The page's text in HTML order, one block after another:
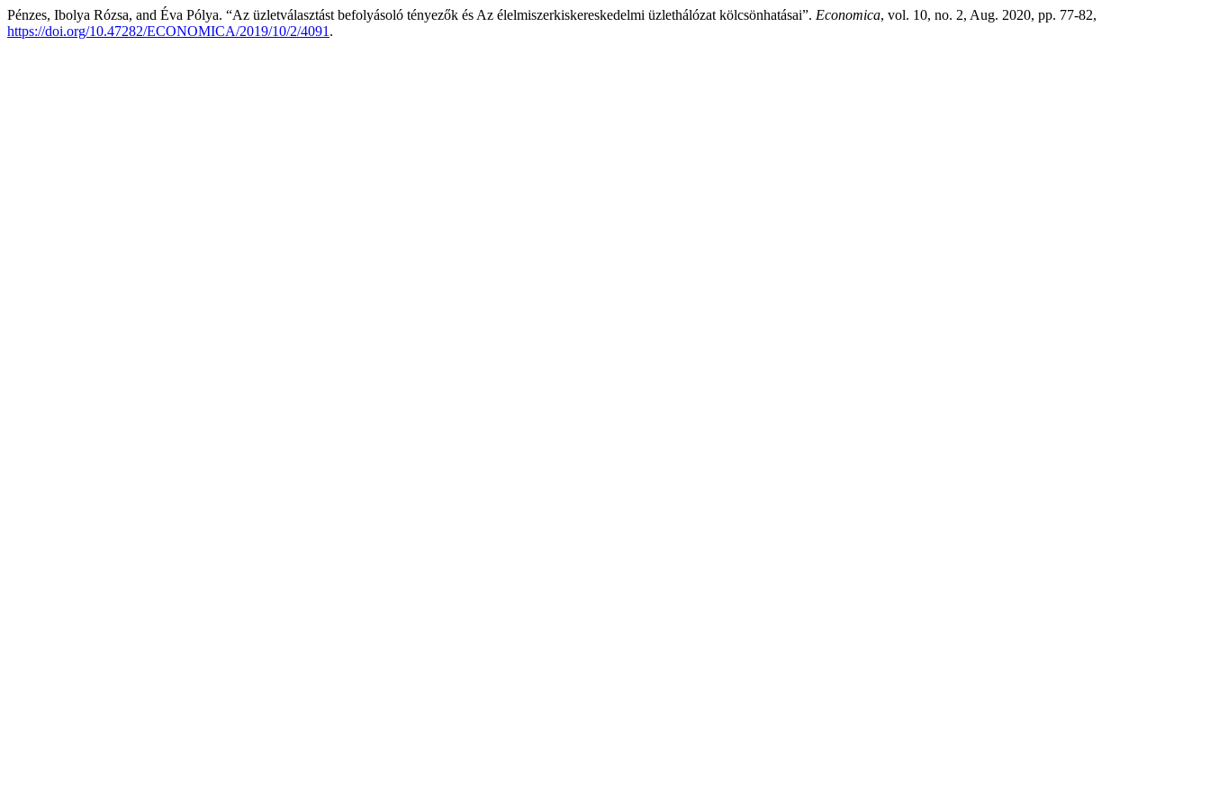
Pénzes, Ibolya Rózsa, and Éva Pólya. “Az üzletválasztást befolyásoló tényezők és Az élelmiszerkiskereskedelmi üzlethálózat kölcsönhatásai”. Economica, vol. 10, no. 2, Aug. 2020, pp. 77-82,
https://doi.org/10.47282/ECONOMICA/2019/10/2/4091 .